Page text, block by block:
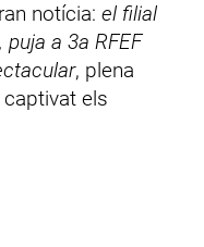
notícia: el filial
a 3a RFEF
, plena
captivat els